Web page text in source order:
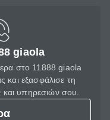
giaola
στο 11888 giaola
και εξασφάλισε τη
υπηρεσιών σου.